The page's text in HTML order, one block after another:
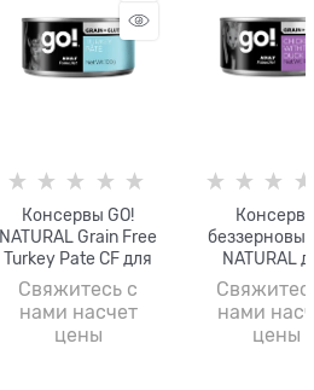
Консервы GO!
NATURAL Grain Free
Turkey Pate CF для
взрослых кошек с
индейкой
Свяжитесь с
нами насчет
цены
беззерновые
NATURAL
взрослых
уткой,
индейкой
Free Chicken
нами
цены